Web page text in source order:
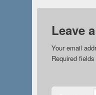
Leave
Your email
Required